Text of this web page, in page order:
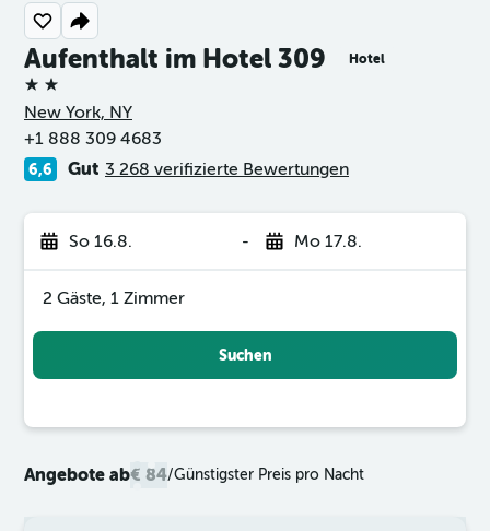
Aufenthalt im Hotel 309 Hotel
2 Sterne
New York, NY
+1 888 309 4683
6,6 Gut 3 268 verifizierte Bewertungen
So 16.8. - Mo 17.8.
2 Gäste, 1 Zimmer
Suchen
Angebote ab€ 84/Günstigster Preis pro Nacht